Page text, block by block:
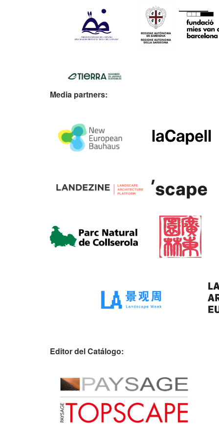
Media partners:
Editor del Catálogo: